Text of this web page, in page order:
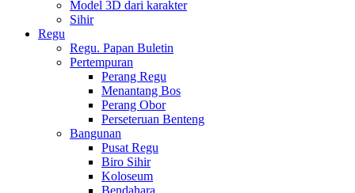
Model 3D dari karakter
Sihir
Regu
Regu. Papan Buletin
Pertempuran
Perang Regu
Menantang Bos
Perang Obor
Perseteruan Benteng
Bangunan
Pusat Regu
Biro Sihir
Koloseum